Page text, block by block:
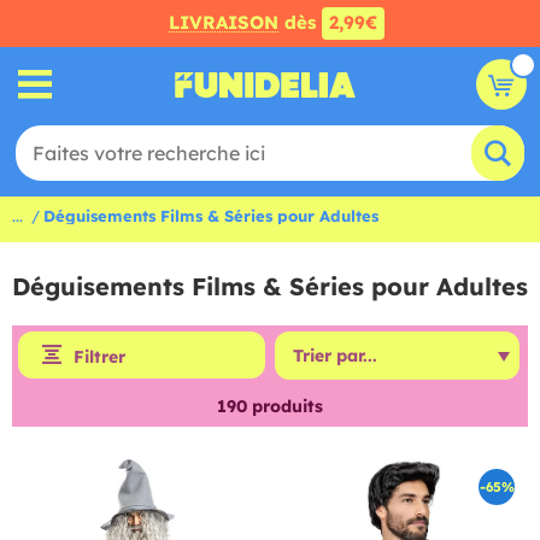
LIVRAISON dès 2,99€
... Déguisements Films & Séries pour Adultes
Déguisements Films & Séries pour Adultes
Filtrer
190 produits
-65%